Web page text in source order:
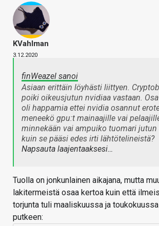
KVahlman
3.12.2020
finWeazel sanoi
Asiaan erittäin löyhästi liittyen.
poiki oikeusjutun nvidiaa vastaan.
oli happamia ettei nvidia osannut
meneekö gpu:t mainaajille vai
minnekään vai ampuiko tuomari jutun
kuin se pääsi edes irti lähtötelineistä?
Napsauta laajentaaksesi…
Tuolla on jonkunlainen aikajana, mutta
lakitermeistä osaa kertoa kuin että
torjunta tuli maaliskuussa ja
putkeen: